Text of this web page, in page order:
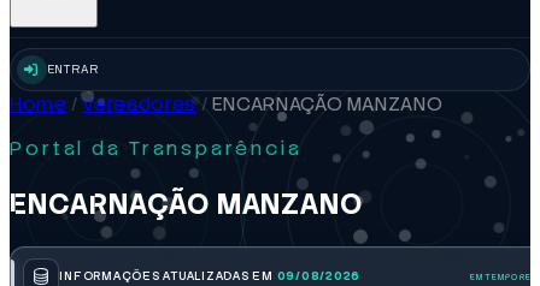
ENTRAR
Home / Vereadores /ENCARNAÇÃO MANZANO
Portal da Transparência
ENCARNAÇÃO MANZANO
INFORMAÇÕES ATUALIZADAS EM 09/08/2026